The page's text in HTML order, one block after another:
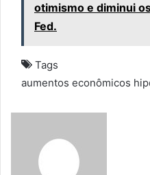
otimismo e diminui
Fed.
Tags
aumentos econômicos